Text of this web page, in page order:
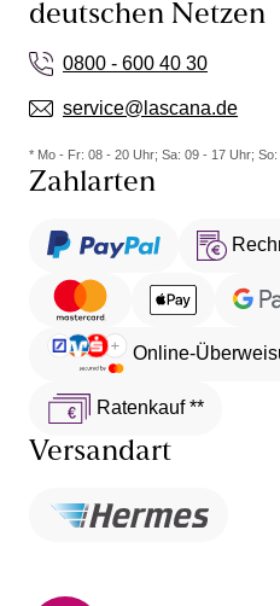
deutschen Netzen
0800 - 600 40 30
service@lascana.de
* Mo - Fr: 08 - 20 Uhr; Sa: 09 - 17 Uhr; So:
Zahlarten
Online-
Ratenkauf **
Versandart